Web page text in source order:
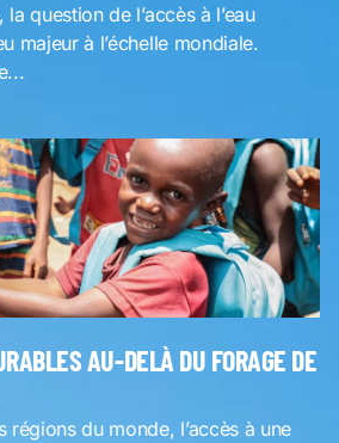
la question de l’accès à l’eau
majeur à l’échelle mondiale.
AU-DELÀ DU FORAGE DE
régions du monde, l’accès à une